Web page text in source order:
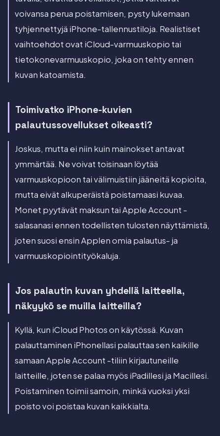
voivansa perua poistamisen, pysty lukemaan
tyhjennettyjä iPhone-tallennustiloja. Realistiset
vaihtoehdot ovat iCloud-varmuuskopio tai
tietokonevarmuuskopio, joka on tehty ennen
kuvan katoamista.
Toimivatko iPhone-kuvien
palautussovellukset oikeasti?
Joskus, mutta ei niin kuin mainokset antavat
ymmärtää. Ne voivat toisinaan löytää
varmuuskopioon tai välimuistiin jääneitä kopioita,
mutta eivät alkuperäistä poistamaasi kuvaa.
Monet pyytävät maksun tai Apple Account -
salasanasi ennen todellisten tulosten näyttämistä,
joten suosi ensin Applen omia palautus- ja
varmuuskopiointityökaluja.
Jos palautin kuvan yhdellä laitteella,
näkyykö se muilla laitteilla?
Kyllä, kun iCloud Photos on käytössä. Kuvan
palauttaminen iPhonellasi palauttaa sen kaikille
samaan Apple Account -tiliin kirjautuneille
laitteille, joten se palaa myös iPadillesi ja Macillesi.
Poistaminen toimii samoin, minkä vuoksi yksi
poisto voi poistaa kuvan kaikkialta.